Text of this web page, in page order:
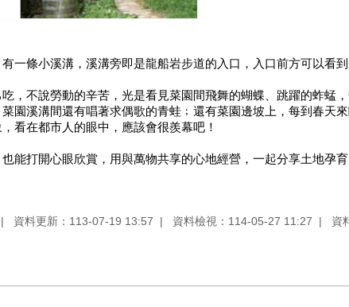
一條小溪溝，溪溝旁即是龍船岩步道的入口，入口前方可以看
吃，不說勞動的辛苦，光是看見菜園間飛舞的蝴蝶、跳躍的蚱蜢
園溪溝間還有唱著求偶歌的青蛙﹔還有菜園邊坡上，每到春天
看在都市人的眼中，應該會很羨幕吧！
能打開心眼欣賞，用與萬物共享的心地經營，一起分享土地孕
資料更新：113-07-19 13:57 資料檢視：114-05-27 11:27 資